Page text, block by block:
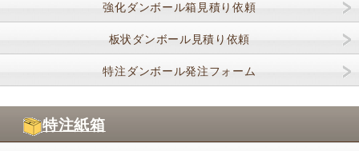
強化ダンボール箱見積り依頼
板状ダンボール見積り依頼
特注ダンボール発注フォーム
特注紙箱